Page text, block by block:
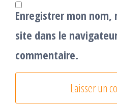
Enregistrer mon
site dans le
commentaire.